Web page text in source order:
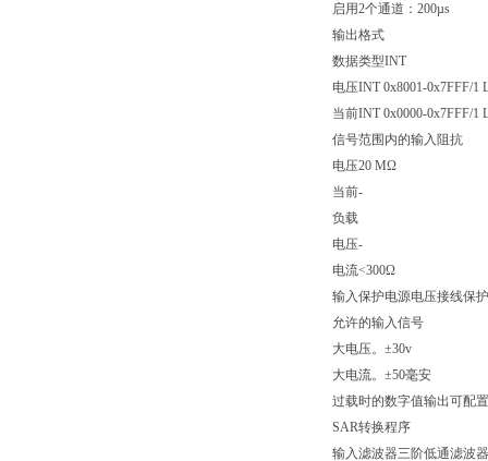
启用2个通道：200µs
输出格式
数据类型INT
电压INT 0x8001-0x7FFF/1
当前INT 0x0000-0x7FFF/1
信号范围内的输入阻抗
电压20 MΩ
当前-
负载
电压-
电流<300Ω
输入保护电源电压接线保护
允许的输入信号
大电压。±30v
大电流。±50毫安
过载时的数字值输出可配置
SAR转换程序
输入滤波器三阶低通滤波